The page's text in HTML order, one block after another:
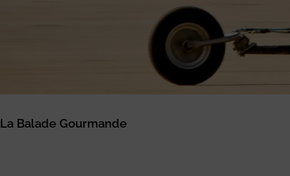
La Balade Gourmande